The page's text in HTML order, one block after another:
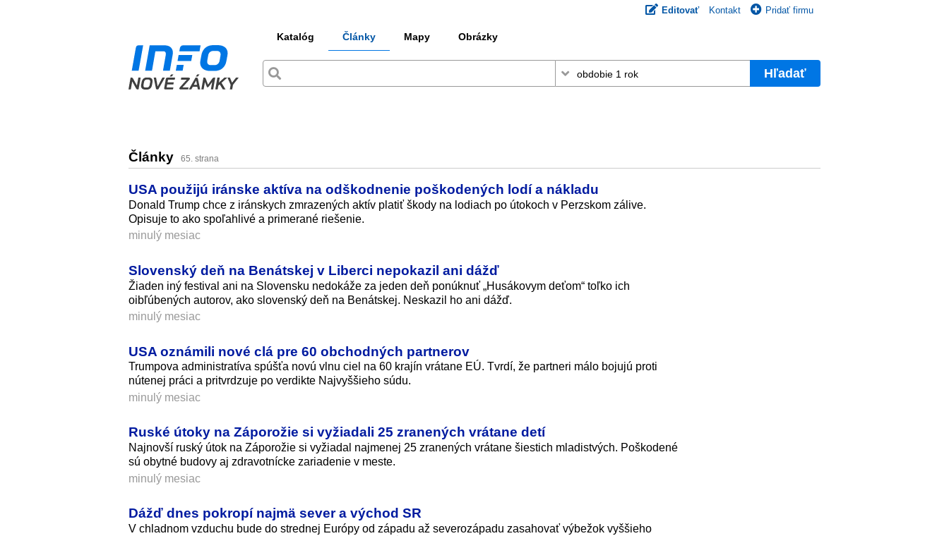
Editovať Kontakt Pridať firmu
Katalóg Články Mapy Obrázky
Hľadať
Články 65. strana
USA použijú iránske aktíva na odškodnenie poškodených lodí a nákladu
Donald Trump chce z iránskych zmrazených aktív platiť škody na lodiach po útokoch v Perzskom zálive.
Opisuje to ako spoľahlivé a primerané riešenie.
minulý mesiac
Slovenský deň na Benátskej v Liberci nepokazil ani dážď
Žiaden iný festival ani na Slovensku nedokáže za jeden deň ponúknuť „Husákovym deťom“ toľko ich
oibľúbených autorov, ako slovenský deň na Benátskej. Neskazil ho ani dážď.
minulý mesiac
USA oznámili nové clá pre 60 obchodných partnerov
Trumpova administratíva spúšťa novú vlnu ciel na 60 krajín vrátane EÚ. Tvrdí, že partneri málo bojujú proti
nútenej práci a pritvrdzuje po verdikte Najvyššieho súdu.
minulý mesiac
Ruské útoky na Záporožie si vyžiadali 25 zranených vrátane detí
Najnovší ruský útok na Záporožie si vyžiadal najmenej 25 zranených vrátane šiestich mladistvých. Poškodené
sú obytné budovy aj zdravotnícke zariadenie v meste.
minulý mesiac
Dážď dnes pokropí najmä sever a východ SR
V chladnom vzduchu bude do strednej Európy od západu až severozápadu zasahovať výbežok vyššieho